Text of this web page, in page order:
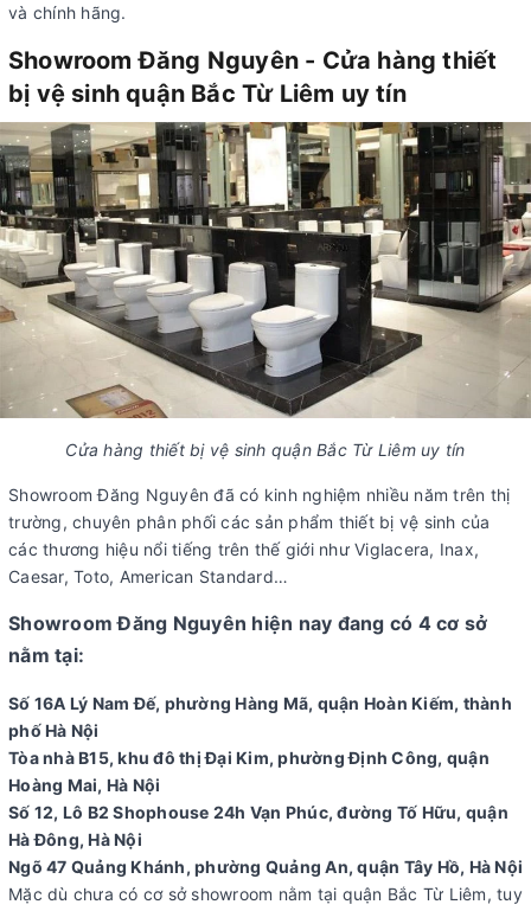
và chính hãng.
Showroom Đăng Nguyên - Cửa hàng thiết
bị vệ sinh quận Bắc Từ Liêm uy tín
Cửa hàng thiết bị vệ sinh quận Bắc Từ Liêm uy tín
Showroom Đăng Nguyên đã có kinh nghiệm nhiều năm trên thị
trường, chuyên phân phối các sản phẩm thiết bị vệ sinh của
các thương hiệu nổi tiếng trên thế giới như Viglacera, Inax,
Caesar, Toto, American Standard…
Showroom Đăng Nguyên hiện nay đang có 4 cơ sở
nằm tại:
Số 16A Lý Nam Đế, phường Hàng Mã, quận Hoàn Kiếm, thành
phố Hà Nội
Tòa nhà B15, khu đô thị Đại Kim, phường Định Công, quận
Hoàng Mai, Hà Nội
Số 12, Lô B2 Shophouse 24h Vạn Phúc, đường Tố Hữu, quận
Hà Đông, Hà Nội
Ngõ 47 Quảng Khánh, phường Quảng An, quận Tây Hồ, Hà Nội
Mặc dù chưa có cơ sở showroom nằm tại quận Bắc Từ Liêm, tuy